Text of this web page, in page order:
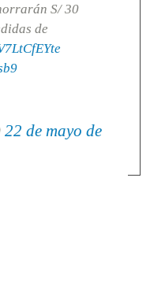
S/ 30
de
22 de mayo de